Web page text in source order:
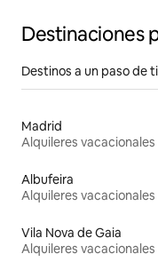
Destinaciones
Destinos a un paso de ti
Madrid
Alquileres vacacionales
Albufeira
Alquileres vacacionales
Vila Nova de Gaia
Alquileres vacacionales